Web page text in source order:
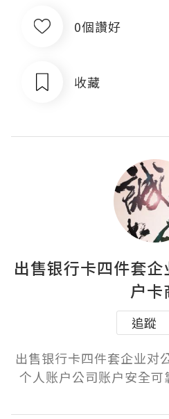
0個讚好
收藏
出售银行卡四件套
户卡
追蹤
出售银行卡四件套企业对
个人账户公司账户安全